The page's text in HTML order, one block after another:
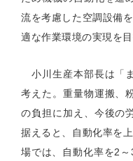
流を考慮した空調設備を
適な作業環境の実現を目
小川生産本部長は「
考えた。重量物運搬、
の負担に加え、今後の
据えると、自動化率を
場では、自動化率を2 ～